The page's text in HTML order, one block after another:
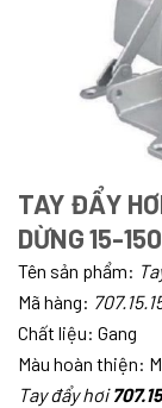
TAY ĐẨY
DỪNG 15-
Tên sản phẩm: T
Mã hàng:
Chất liệu: Gang
Màu hoàn thiện:
Tay đẩy hơi